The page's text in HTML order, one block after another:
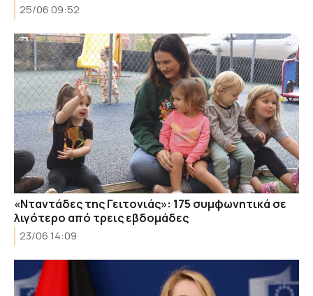
25/06 09:52
«Νταντάδες της Γειτονιάς»: 175 συμφωνητικά σε
λιγότερο από τρεις εβδομάδες
23/06 14:09